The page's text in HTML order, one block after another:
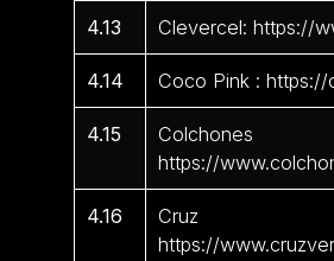
4.13 Clevercel: https://
4.14 Coco Pink :
4.15
https://
4.16
Cruz
https://